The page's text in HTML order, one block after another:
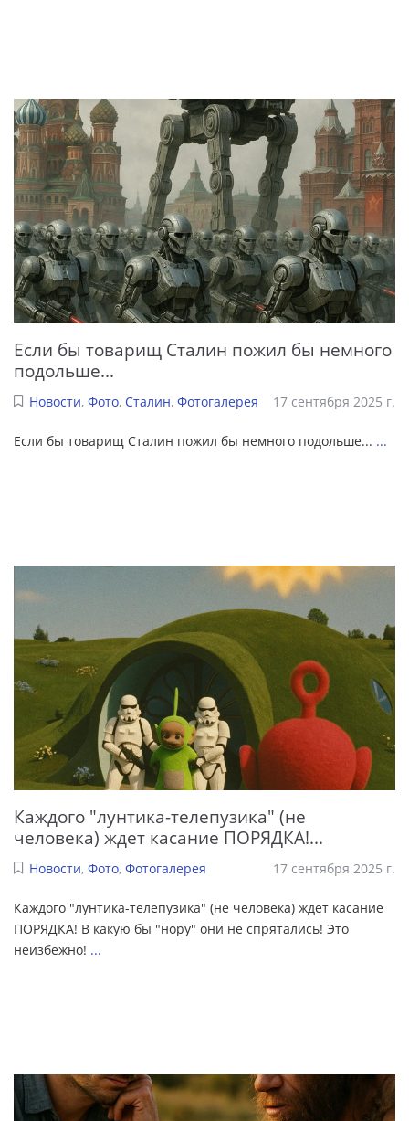
Если бы товарищ Сталин пожил бы немного
подольше...
Новости, Фото, Сталин, Фотогалерея 17 сентября 2025 г.
Если бы товарищ Сталин пожил бы немного подольше... ...
Каждого "лунтика-телепузика" (не
человека) ждет касание ПОРЯДКА!...
Новости, Фото, Фотогалерея 17 сентября 2025 г.
Каждого "лунтика-телепузика" (не человека) ждет касание
ПОРЯДКА! В какую бы "нору" они не спрятались! Это
неизбежно! ...